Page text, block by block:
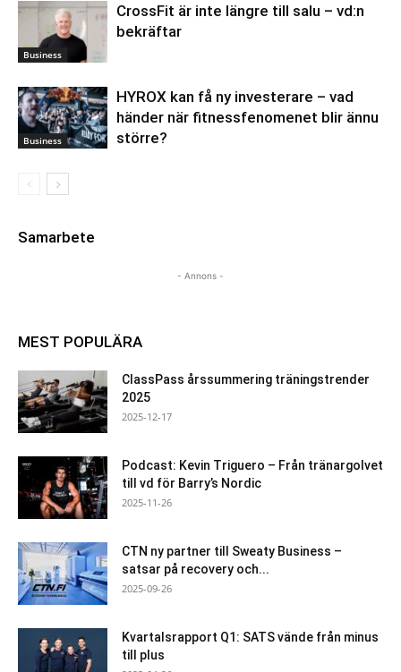
Business
CrossFit är inte längre till salu – vd:n
bekräftar
Business
HYROX kan få ny investerare – vad
händer när fitnessfenomenet blir ännu
större?
Samarbete
- Annons -
MEST POPULÄRA
ClassPass årssummering träningstrender
2025
2025-12-17
Podcast: Kevin Triguero – Från tränargolvet
till vd för Barry’s Nordic
2025-11-26
CTN ny partner till Sweaty Business –
satsar på recovery och...
2025-09-26
Kvartalsrapport Q1: SATS vände från minus
till plus